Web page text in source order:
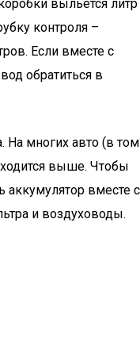
выльется литр
контроля –
Если вместе с
обратиться в
На многих авто (в том
выше. Чтобы
аккумулятор вместе с
и воздуховоды.